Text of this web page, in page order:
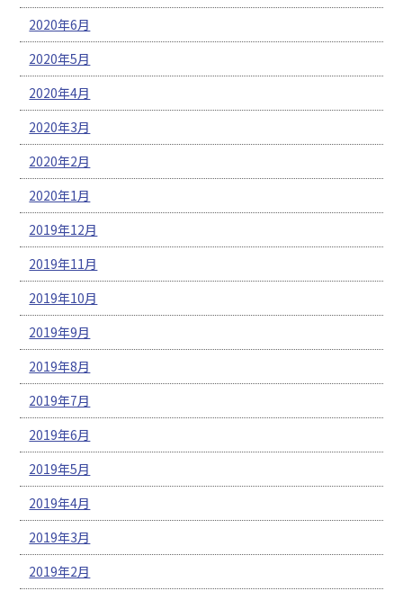
2020年6月
2020年5月
2020年4月
2020年3月
2020年2月
2020年1月
2019年12月
2019年11月
2019年10月
2019年9月
2019年8月
2019年7月
2019年6月
2019年5月
2019年4月
2019年3月
2019年2月